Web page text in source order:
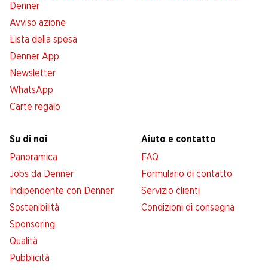
Denner
Avviso azione
Lista della spesa
Denner App
Newsletter
WhatsApp
Carte regalo
Su di noi
Panoramica
Jobs da Denner
Indipendente con Denner
Sostenibilità
Sponsoring
Qualità
Pubblicità
Aiuto e contatto
FAQ
Formulario di contatto
Servizio clienti
Condizioni di consegna